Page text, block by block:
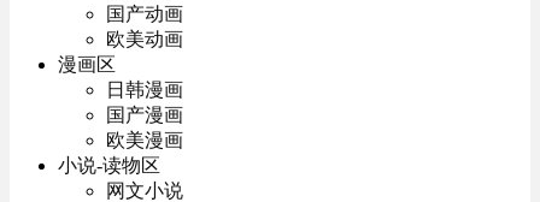
国产动画
欧美动画
漫画区
日韩漫画
国产漫画
欧美漫画
小说-读物区
网文小说